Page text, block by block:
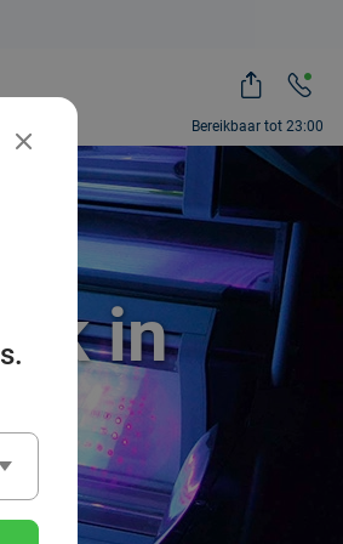
Bereikbaar tot 23:00
in